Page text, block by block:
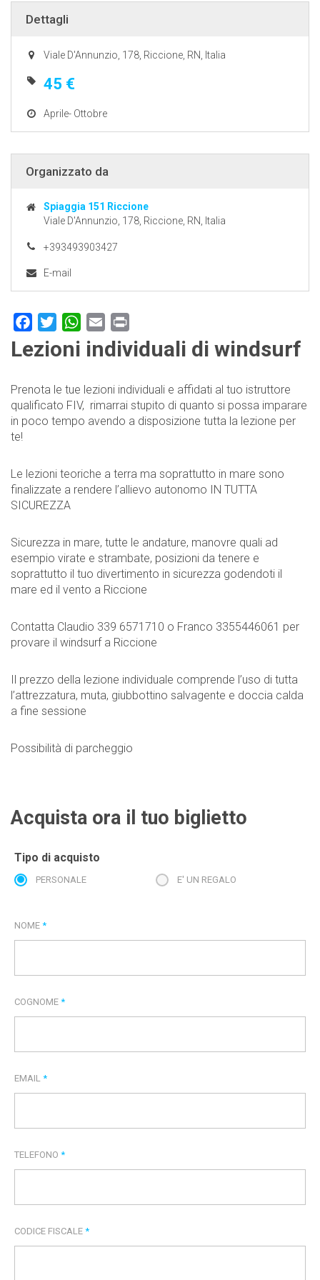
Dettagli
Viale D'Annunzio, 178, Riccione, RN, Italia
45 €
Aprile- Ottobre
Organizzato da
Spiaggia 151 Riccione
Viale D'Annunzio, 178, Riccione, RN, Italia
+393493903427
E-mail
FacebookTwitterWhatsApp
Email
Lezioni individuali di windsurf
Prenota le tue lezioni individuali e affidati al tuo istruttore
qualificato FIV, rimarrai stupito di quanto si possa imparare
in poco tempo avendo a disposizione tutta la lezione per
te!
Le lezioni teoriche a terra ma soprattutto in mare sono
finalizzate a rendere l’allievo autonomo IN TUTTA
SICUREZZA
Sicurezza in mare, tutte le andature, manovre quali ad
esempio virate e strambate, posizioni da tenere e
soprattutto il tuo divertimento in sicurezza godendoti il
mare ed il vento a Riccione
Contatta Claudio 339 6571710 o Franco 3355446061 per
provare il windsurf a Riccione
Il prezzo della lezione individuale comprende l’uso di tutta
l’attrezzatura, muta, giubbottino salvagente e doccia calda
a fine sessione
Possibilità di parcheggio
Acquista ora il tuo biglietto
Tipo di acquisto
PERSONALE E' UN REGALO
NOME *
COGNOME *
EMAIL *
TELEFONO *
CODICE FISCALE *